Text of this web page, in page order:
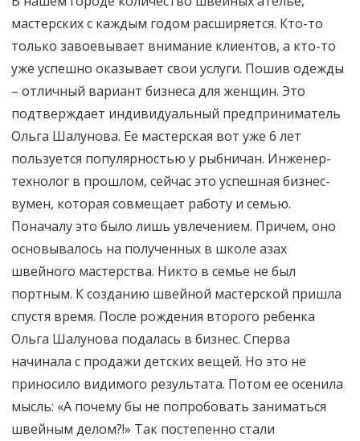
мастерских с каждым годом расширяется. Кто-то
только завоевывает внимание клиентов, а кто-то
уже успешно оказывает свои услуги. Пошив одежды
– отличный вариант бизнеса для женщин. Это
подтверждает индивидуальный предприниматель
Ольга Шалунова. Ее мастерская вот уже 6 лет
пользуется популярностью у рыбничан. Инженер-
технолог в прошлом, сейчас это успешная бизнес-
вумен, которая совмещает работу и семью.
Поначалу это было лишь увлечением. Причем, оно
основывалось на полученных в школе азах
швейного мастерства. Никто в семье не был
портным. К созданию швейной мастерской пришла
спустя время. После рождения второго ребенка
Ольга Шалунова подалась в бизнес. Сперва
начинала с продажи детских вещей. Но это не
приносило видимого результата. Потом ее осенила
мысль: «А почему бы не попробовать заниматься
швейным делом?!» Так постепенно стали